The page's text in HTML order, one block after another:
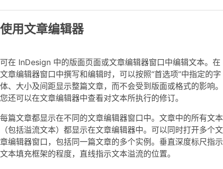
使用文章编辑器
可在 InDesign 中的版面页面或文章编辑器窗口中编辑文本。在
文章编辑器窗口中撰写和编辑时，可以按照“首选项”中指定的字
体、大小及间距显示整篇文章，而不会受到版面或格式的影响。
您还可以在文章编辑器中查看对文本所执行的修订。
每篇文章都显示在不同的文章编辑器窗口中。文章中的所有文本
（包括溢流文本）都显示在文章编辑器中。可以同时打开多个文
章编辑器窗口，包括同一篇文章的多个实例。垂直深度标尺指示
文本填充框架的程度，直线指示文本溢流的位置。